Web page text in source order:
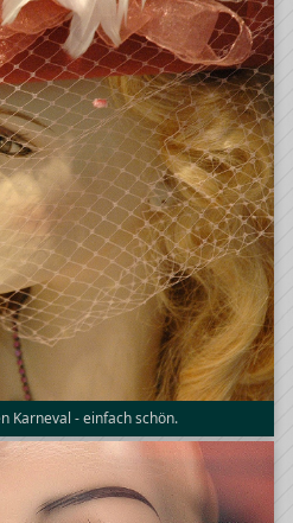
Karneval - einfach schön.